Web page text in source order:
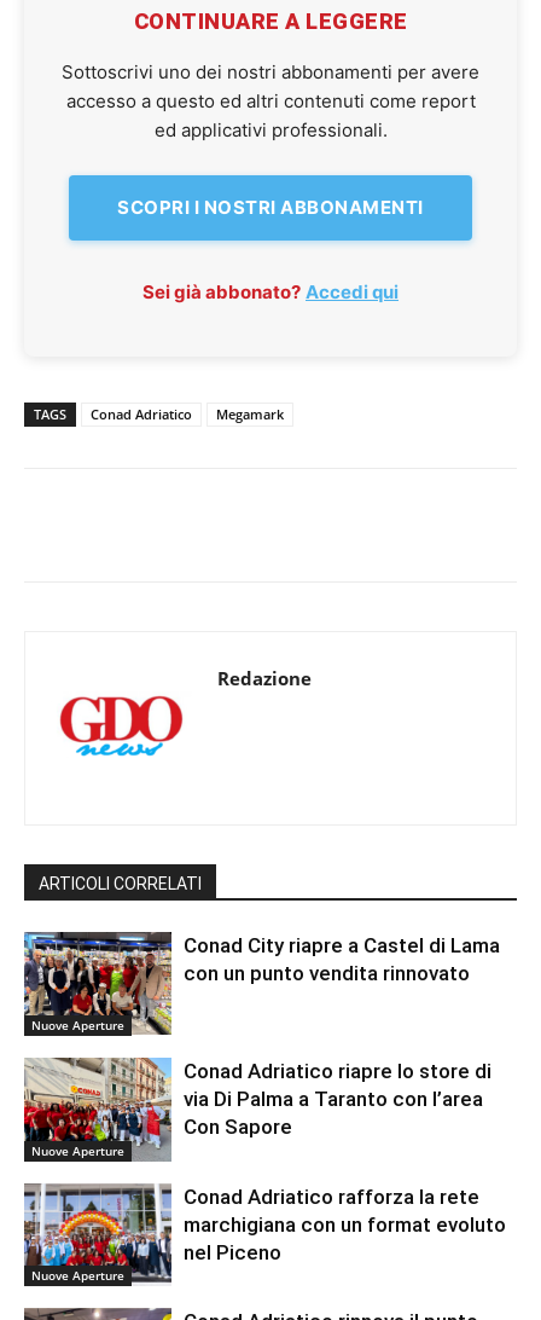
CONTINUARE A LEGGERE
Sottoscrivi uno dei nostri abbonamenti per avere
accesso a questo ed altri contenuti come report
ed applicativi professionali.
SCOPRI I NOSTRI ABBONAMENTI
Sei già abbonato? Accedi qui
TAGS Conad Adriatico Megamark
Redazione
ARTICOLI CORRELATI
Nuove Aperture
Conad City riapre a Castel di Lama
con un punto vendita rinnovato
Nuove Aperture
Conad Adriatico riapre lo store di
via Di Palma a Taranto con l’area
Con Sapore
Nuove Aperture
Conad Adriatico rafforza la rete
marchigiana con un format evoluto
nel Piceno